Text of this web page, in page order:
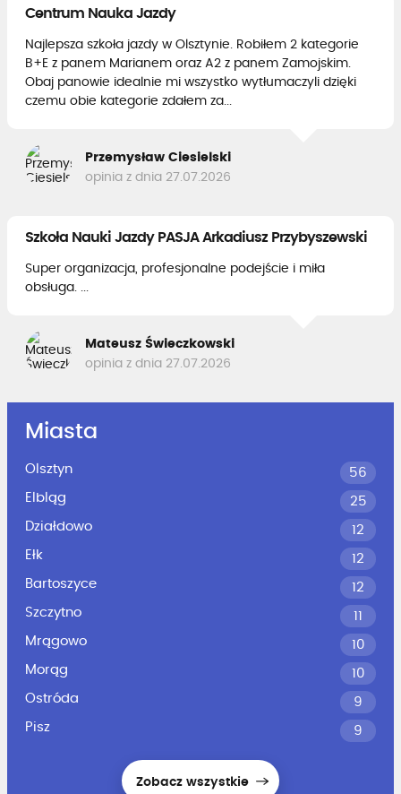
Centrum Nauka Jazdy
Najlepsza szkoła jazdy w Olsztynie. Robiłem 2 kategorie
B+E z panem Marianem oraz A2 z panem Zamojskim.
Obaj panowie idealnie mi wszystko wytłumaczyli dzięki
czemu obie kategorie zdałem za...
Przemysław Ciesielski
opinia z dnia 27.07.2026
Szkoła Nauki Jazdy PASJA Arkadiusz Przybyszewski
Super organizacja, profesjonalne podejście i miła
obsługa. ...
Mateusz Świeczkowski
opinia z dnia 27.07.2026
Miasta
Olsztyn
56
Elbląg
25
Działdowo
12
Ełk
12
Bartoszyce
12
Szczytno
11
Mrągowo
10
Morąg
10
Ostróda
9
Pisz
9
Zobacz wszystkie